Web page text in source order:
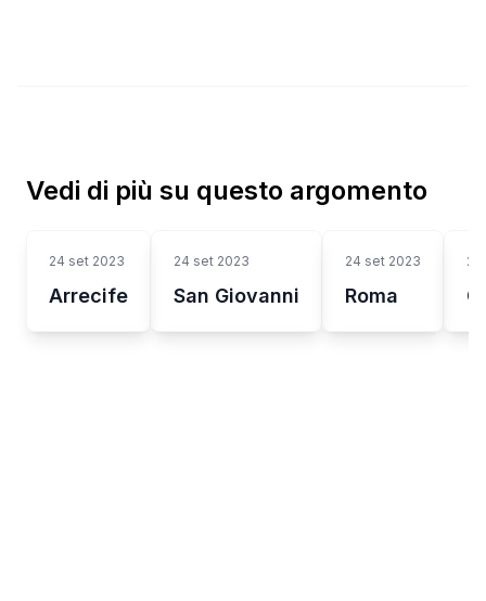
Vedi di più su questo argomento
24 set 2023
Arrecife
24 set 2023
San Giovanni
24 set 2023
Roma